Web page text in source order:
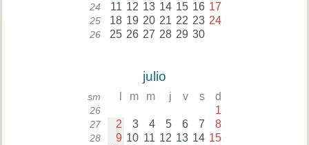
24 11 12 13 14 15 16 17
25 18 19 20 21 22 23 24
26 25 26 27 28 29 30
julio
sm m m j v s d
26 1
27 2 3 4 5 6 7 8
28 9 10 11 12 13 14 15